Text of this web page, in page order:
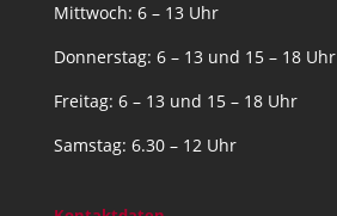
Mittwoch: 6 – 13 Uhr
Donnerstag: 6 – 13 und 15 – 18 Uhr
Freitag: 6 – 13 und 15 – 18 Uhr
Samstag: 6.30 – 12 Uhr